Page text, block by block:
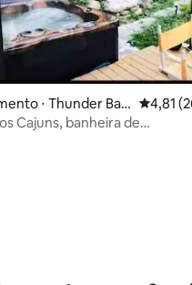
média de 5, 30 avaliações
⋅ Thunder Bay, 4,81 de
4,81
Cajuns, banheira de